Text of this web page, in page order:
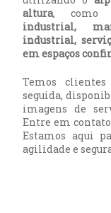
altura, como
industrial,
industrial,
em espaços
Temos
seguida,
imagens de
Entre em
Estamos aqui
agilidade e